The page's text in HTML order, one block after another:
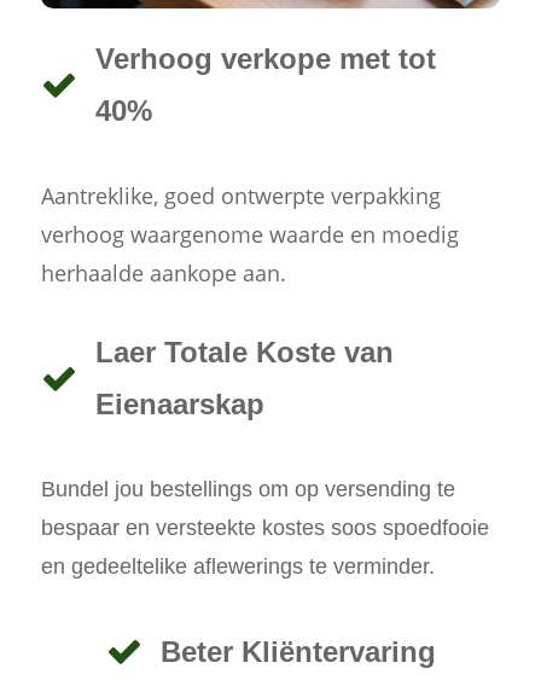
Verhoog verkope met tot
40%
Aantreklike, goed ontwerpte verpakking
verhoog waargenome waarde en moedig
herhaalde aankope aan.
Laer Totale Koste van
Eienaarskap
Bundel jou bestellings om op versending te
bespaar en versteekte kostes soos spoedfooie
en gedeeltelike aflewerings te verminder.
Beter Kliëntervaring